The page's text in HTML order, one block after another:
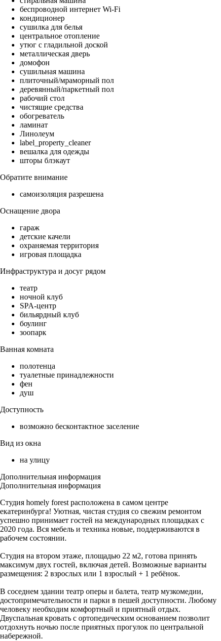
беспроводной интернет Wi-Fi
кондиционер
сушилка для белья
центральное отопление
утюг с гладильной доской
металлическая дверь
домофон
сушильная машина
плиточный/мраморный пол
деревянный/паркетный пол
рабочий стол
чистящие средства
обогреватель
ламинат
Линолеум
label_property_cleaner
вешалка для одежды
шторы блэкаут
Обратите внимание
самоизоляция разрешена
Оснащение двора
гараж
детские качели
охраняемая территория
игровая площадка
Инфраструктура и досуг рядом
театр
ночной клуб
SPA-центр
бильярдный клуб
боулинг
зоопарк
Ванная комната
полотенца
туалетные принадлежности
фен
душ
Доступность
возможно бесконтактное заселение
Вид из окна
на улицу
Дополнительная информация
Дополнительная информация
Студия homely forest расположена в самом центре
екатеринбурга! Уютная, чистая студия со свежим ремонтом
успешно принимает гостей на международных площадках с
2020 года. Вся мебель и техника новые, поддерживаются в
рабочем состоянии.
Студия на втором этаже, площадью 22 м2, готова принять
максимум двух гостей, включая детей. Возможные варианты
размещения: 2 взрослых или 1 взрослый + 1 ребёнок.
В соседнем здании театр оперы и балета, театр музкомедии,
достопримечательности и парки в пешей доступности. Любому
человеку необходим комфортный и приятный отдых.
Двуспальная кровать с ортопедическим основанием позволит
отдохнуть ночью после приятных прогулок по центральной
набережной.